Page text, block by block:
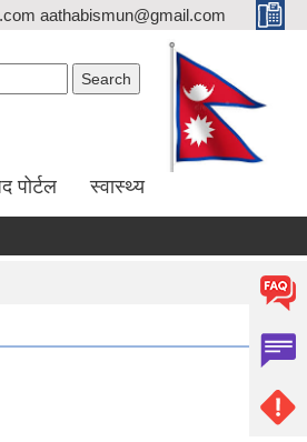
aathabismun@gmail.com
पोर्टल स्वास्थ्य